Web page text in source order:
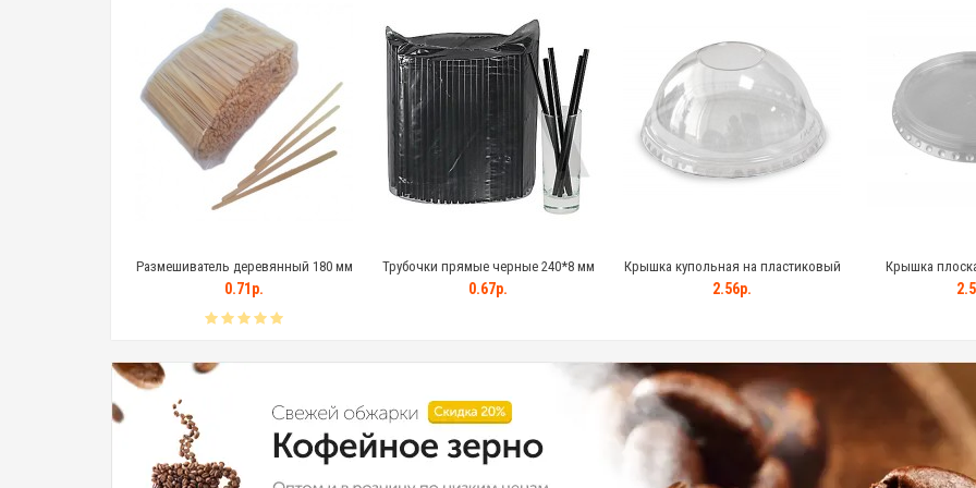
Размешиватель деревянный 180 мм
0.71р.
Трубочки прямые черные 240*8 мм
0.67р.
Крышка купольная на пластиковый
стакан
2.56р.
Крышка
отверстием на